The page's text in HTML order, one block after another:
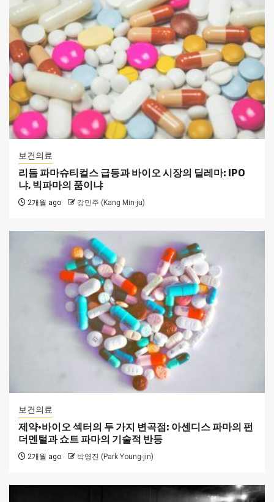
보건의료
리듬 파마슈티컬스 급등과 바이오 시장의 딜레마: IPO
냐, 빅파마의 품이냐
2개월 ago 강민주 (Kang Min-ju)
보건의료
제약·바이오 섹터의 두 가지 변곡점: 아센디스 파마의 펀
더멘털과 쇼트 파마의 기술적 반등
2개월 ago 박영진 (Park Young-jin)